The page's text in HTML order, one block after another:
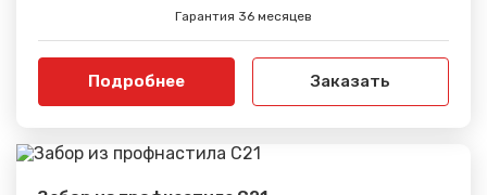
Гарантия 36 месяцев
Подробнее Заказать
Вами.